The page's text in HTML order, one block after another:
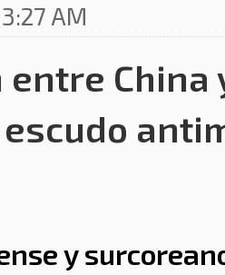
AM
China
y